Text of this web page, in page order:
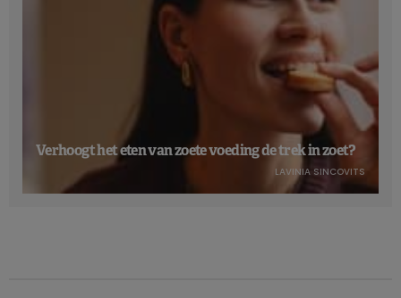
Verhoogt het eten van zoete voeding de trek in zoet?
LAVINIA SINCOVITS